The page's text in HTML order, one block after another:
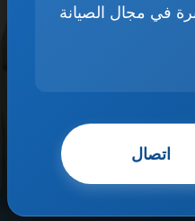
في مجال الصيانة
اتصال